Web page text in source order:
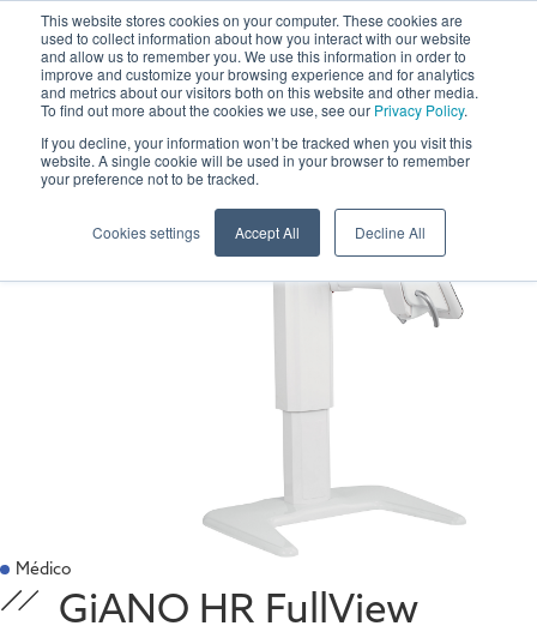
This website stores cookies on your computer. These cookies are
used to collect information about how you interact with our website
and allow us to remember you. We use this information in order to
improve and customize your browsing experience and for analytics
and metrics about our visitors both on this website and other media.
To find out more about the cookies we use, see our Privacy Policy.
If you decline, your information won’t be tracked when you visit this
website. A single cookie will be used in your browser to remember
your preference not to be tracked.
Cookies settings Accept All Decline All
Médico
GiANO HR FullView